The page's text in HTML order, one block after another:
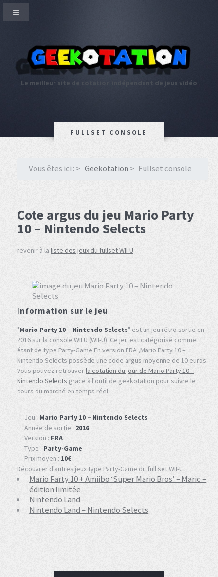
Le meilleur site de cotation indépendant de jeux vidéo
FULLSET CONSOLE
Vous êtes ici : Geekotation Fullset console
Cote argus du jeu Mario Party
10 – Nintendo Selects
revenir à la liste des jeux du fullset WII-U
Information sur le jeu
"Mario Party 10 – Nintendo Selects" est un jeu rétro sortie en
2016 sur la console WII U (WII-U). Ce jeu est catégorisé comme
étant de type Party-Game En version FRA ,Mario Party 10 –
Nintendo Selects possède une code argus moyenne de 10 euros.
Vous pouvez retrouverla cotation du jour de Mario Party 10 –
Nintendo Selects grace à l'outil de geekotation pour suivre le
cours du marché en temps réel.
Jeu : Mario Party 10 – Nintendo Selects
Année de sortie : 2016
Version : FRA
Type : Party-Game
Prix moyen : 10€
Découvrer d'autres jeux type Party-Game du full set WII-U :
Mario Party 10 + Amiibo ‘Super Mario Bros’ – Mario –
édition limitée
Nintendo Land
Nintendo Land – Nintendo Selects